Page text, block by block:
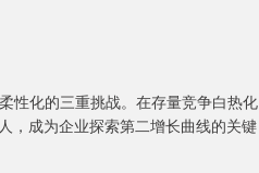
性化的三重挑战。在存量竞争白热化
，成为企业探索第二增长曲线的关键